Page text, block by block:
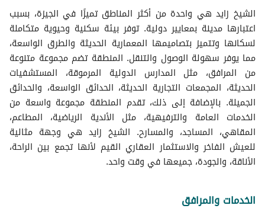
الشيخ زايد هي واحدة من أكثر المناطق تميزًا في الجيزة، بسبب
اعتبارها مدينة بمعايير دولية. توفر بيئة سكنية وحيوية متكاملة
لسكانها وتتميز بتصاميمها المعمارية الحديثة والطرق الواسعة،
مما يوفر سهولة الوصول والتنقل. المنطقة تضم مجموعة متنوعة
من المرافق، مثل المدارس الدولية المرموقة، المستشفيات
الحديثة، المجمعات التجارية الحديثة، الحدائق الواسعة، والحدائق
الجميلة. بالإضافة إلى ذلك، تقدم المنطقة مجموعة واسعة من
الخدمات العامة والترفيهية، مثل الأندية الرياضية، المطاعم،
المقاهي، المساجد، والمسارح. الشيخ زايد هي وجهة مثالية
للعيش الفاخر والاستثمار العقاري القيم لأنها تجمع بين الراحة،
الأناقة، والجودة، جميعها في وقت واحد.
الخدمات والمرافق